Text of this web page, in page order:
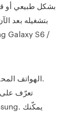
بتشغيله بعد
تعرّف على